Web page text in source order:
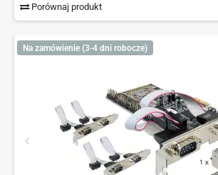
Porównaj produkt
Na zamówienie (3-4 dni robocze)